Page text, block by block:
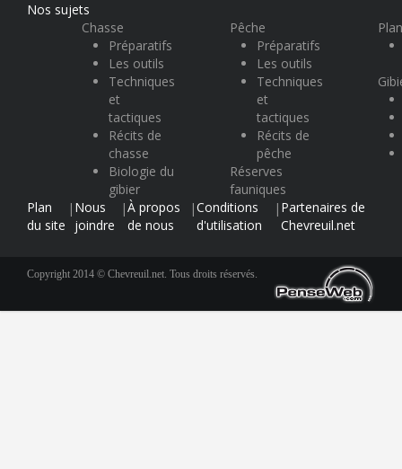
Nos sujets
Chasse
Préparatifs
Les outils
Techniques
et
tactiques
Récits de
chasse
Biologie du
gibier
Pêche
Préparatifs
Les outils
Techniques
et
tactiques
Récits de
pêche
Réserves
fauniques
Plan
du site
| Nous
joindre
|À propos
de nous
|Conditions
d'utilisation
| Partenaires de
Chevreuil.net
Copyright 2014 © Chevreuil.net. Tous droits réservés.